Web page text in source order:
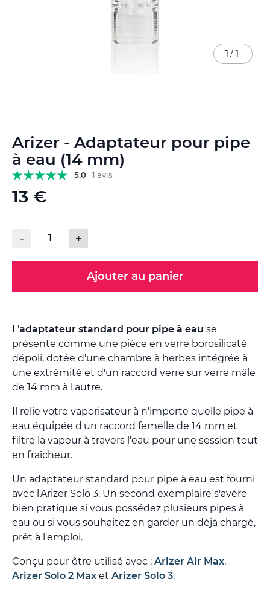
Arizer - Adaptateur pour pipe
à eau (14 mm)
5.0 1 avis
13 €
- +
Ajouter au panier
L'adaptateur standard pour pipe à eau se
présente comme une pièce en verre borosilicaté
dépoli, dotée d'une chambre à herbes intégrée à
une extrémité et d'un raccord verre sur verre mâle
de 14 mm à l'autre.
Il relie votre vaporisateur à n'importe quelle pipe à
eau équipée d'un raccord femelle de 14 mm et
filtre la vapeur à travers l'eau pour une session tout
en fraîcheur.
Un adaptateur standard pour pipe à eau est fourni
avec l'Arizer Solo 3. Un second exemplaire s'avère
bien pratique si vous possédez plusieurs pipes à
eau ou si vous souhaitez en garder un déjà chargé,
prêt à l'emploi.
Conçu pour être utilisé avec : Arizer Air Max,
Arizer Solo 2 Max et Arizer Solo 3.
1 / 1
to
the
beginning
of
the
images